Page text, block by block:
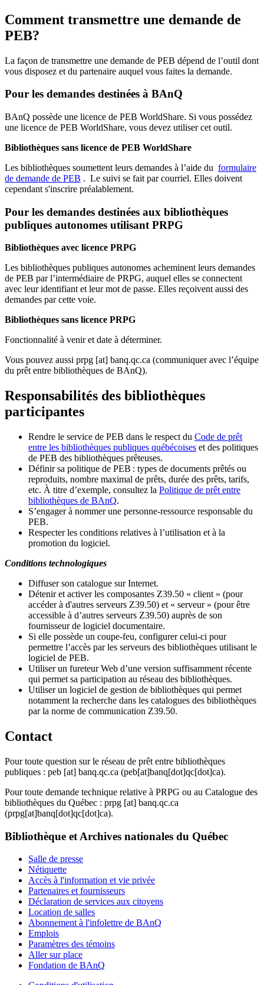
Comment transmettre une demande de
PEB?
La façon de transmettre une demande de PEB dépend de l’outil dont
vous disposez et du partenaire auquel vous faites la demande.
Pour les demandes destinées à BAnQ
BAnQ possède une licence de PEB WorldShare. Si vous possédez
une licence de PEB WorldShare, vous devez utiliser cet outil.
Bibliothèques sans licence de PEB WorldShare
Les bibliothèques soumettent leurs demandes à l’aide du formulaire
de demande de PEB . Le suivi se fait par courriel. Elles doivent
cependant s'inscrire préalablement.
Pour les demandes destinées aux bibliothèques
publiques autonomes utilisant PRPG
Bibliothèques avec licence PRPG
Les bibliothèques publiques autonomes acheminent leurs demandes
de PEB par l’intermédiaire de PRPG, auquel elles se connectent
avec leur identifiant et leur mot de passe. Elles reçoivent aussi des
demandes par cette voie.
Bibliothèques sans licence PRPG
Fonctionnalité à venir et date à déterminer.
Vous pouvez aussi prpg [at] banq.qc.ca (communiquer avec l’équipe
du prêt entre bibliothèques de BAnQ).
Responsabilités des bibliothèques
participantes
Rendre le service de PEB dans le respect du Code de prêt
entre les bibliothèques publiques québécoises et des politiques
de PEB des bibliothèques prêteuses.
Définir sa politique de PEB : types de documents prêtés ou
reproduits, nombre maximal de prêts, durée des prêts, tarifs,
etc. À titre d’exemple, consultez la Politique de prêt entre
bibliothèques de BAnQ.
S’engager à nommer une personne-ressource responsable du
PEB.
Respecter les conditions relatives à l’utilisation et à la
promotion du logiciel.
Conditions technologiques
Diffuser son catalogue sur Internet.
Détenir et activer les composantes Z39.50 « client » (pour
accéder à d'autres serveurs Z39.50) et « serveur » (pour être
accessible à d’autres serveurs Z39.50) auprès de son
fournisseur de logiciel documentaire.
Si elle possède un coupe-feu, configurer celui-ci pour
permettre l’accès par les serveurs des bibliothèques utilisant le
logiciel de PEB.
Utiliser un fureteur Web d’une version suffisamment récente
qui permet sa participation au réseau des bibliothèques.
Utiliser un logiciel de gestion de bibliothèques qui permet
notamment la recherche dans les catalogues des bibliothèques
par la norme de communication Z39.50.
Contact
Pour toute question sur le réseau de prêt entre bibliothèques
publiques : peb [at] banq.qc.ca (peb[at]banq[dot]qc[dot]ca).
Pour toute demande technique relative à PRPG ou au Catalogue des
bibliothèques du Québec : prpg [at] banq.qc.ca
(prpg[at]banq[dot]qc[dot]ca).
Bibliothèque et Archives nationales du Québec
Salle de presse
Nétiquette
Accès à l'information et vie privée
Partenaires et fournisseurs
Déclaration de services aux citoyens
Location de salles
Abonnement à l'infolettre de BAnQ
Emplois
Paramètres des témoins
Aller sur place
Fondation de BAnQ